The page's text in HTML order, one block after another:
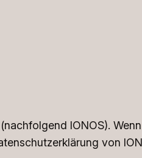
IONOS).
von